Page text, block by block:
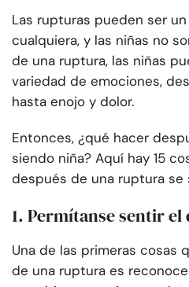
Las rupturas pueden ser
cualquiera, y las niñas no
de una ruptura, las niñas
variedad de emociones,
hasta enojo y dolor.
Entonces, ¿qué hacer
siendo niña? Aquí hay 15
después de una ruptura se
1. Permítanse sentir
Una de las primeras cosas
de una ruptura es